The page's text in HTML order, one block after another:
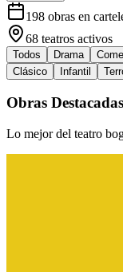
198 obras en
68 teatros activos
Todos Drama
Clásico
Infantil
Obras Destacadas
Lo mejor del teatro